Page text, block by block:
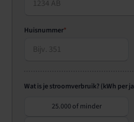
Huisnummer*
Wat is je stroomverbruik? (kWh per
25.000 of minder